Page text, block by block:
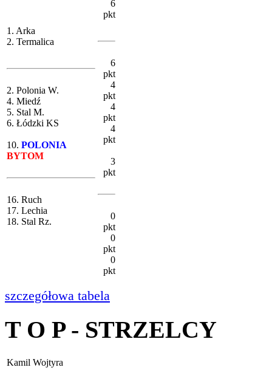
1. Arka
2. Termalica
2. Polonia W.
4. Miedź
5. Stal M.
6. Łódzki KS
10. POLONIA
BYTOM
16. Ruch
17. Lechia
18. Stal Rz.
6
pkt
6
pkt
4
pkt
4
pkt
4
pkt
3
pkt
0
pkt
0
pkt
0
pkt
szczegółowa tabela
T O P - STRZELCY
Kamil Wojtyra